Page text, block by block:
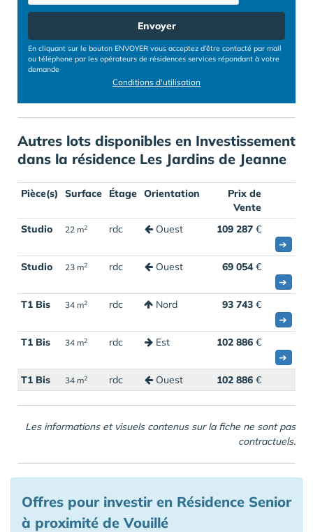
Envoyer
En cliquant sur le bouton ENVOYER vous acceptez d’être contacté par mail
ou téléphone par les opérateurs de résidences services répondant à votre
demande
Conditions d'utilisation
Autres lots disponibles en Investissement
dans la résidence Les Jardins de Jeanne
Pièce(s) Surface Étage Orientation
Prix de
Vente
Studio
22 m2 rdc Ouest 109 287 €
➔
Studio
23 m2 rdc Ouest 69 054€
➔
T1 Bis
34 m2 rdc Nord 93 743 €
➔
T1 Bis
34 m2 rdc Est 102 886 €
➔
T1 Bis
34 m2 rdc Ouest 102 886 €
Les informations et visuels contenus sur la fiche ne sont pas
contractuels.
Offres pour investir en Résidence Senior
à proximité de Vouillé